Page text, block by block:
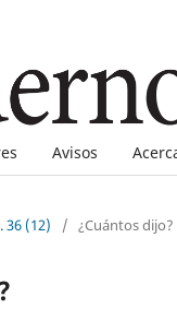
Avisos
36 (12) / ¿Cuántos dijo?